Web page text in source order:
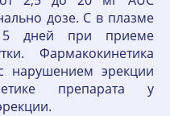
дозе. C в плазме
5 дней при приеме
Фармакокинетика
нарушением эрекции
препарата у